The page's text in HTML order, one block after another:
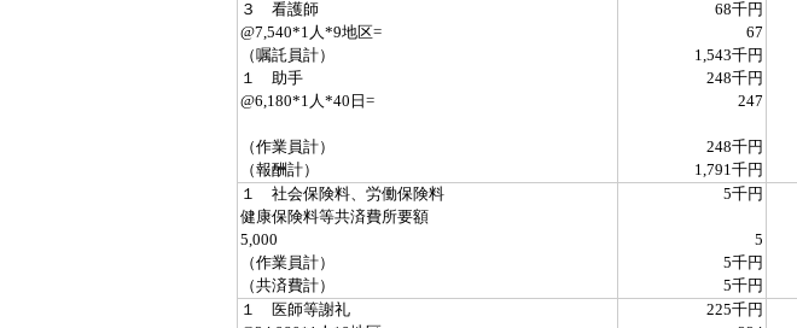
３ 看護師 68千円
@7,540*1人*9地区=
67
（嘱託員計）
1,543千円
１ 助手
248千円
@6,180*1人*40日=
247
（作業員計） 248千円
（報酬計）
1,791千円
１ 社会保険料、労働保険料
5千円
健康保険料等共済費所要額
5,000
5
（作業員計）
5千円
（共済費計）
5千円
１ 医師等謝礼
225千円